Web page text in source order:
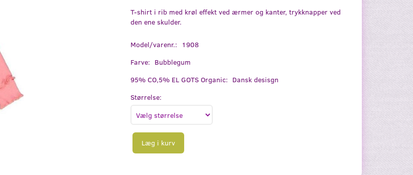
T-shirt i rib med krøl effekt ved ærmer og kanter, trykknapper ved
den ene skulder.
Model/varenr.:
1908
Farve: Bubblegum
95% CO,5% EL GOTS Organic: Dansk desisgn
Størrelse:
Læg i kurv